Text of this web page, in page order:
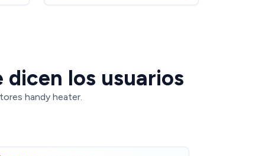
los usuarios
handy heater.